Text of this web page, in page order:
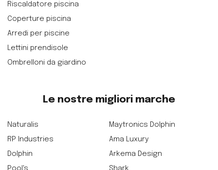
Riscaldatore piscina
Coperture piscina
Arredi per piscine
Lettini prendisole
Ombrelloni da giardino
Le nostre migliori marche
Naturalis
RP Industries
Dolphin
Maytronics Dolphin
Ama Luxury
Arkema Design